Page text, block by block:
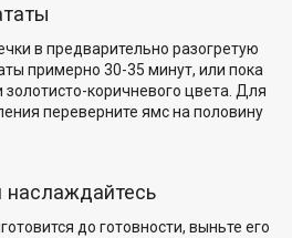
в предварительно разогретую
примерно 30-35 минут, или пока
коричневого цвета. Для
переверните ямс на половину
наслаждайтесь
до готовности, выньте его